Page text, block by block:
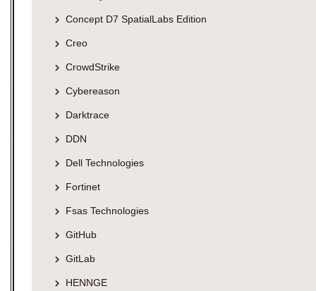
Concept D7 SpatialLabs Edition
Creo
CrowdStrike
Cybereason
Darktrace
DDN
Dell Technologies
Fortinet
Fsas Technologies
GitHub
GitLab
HENNGE